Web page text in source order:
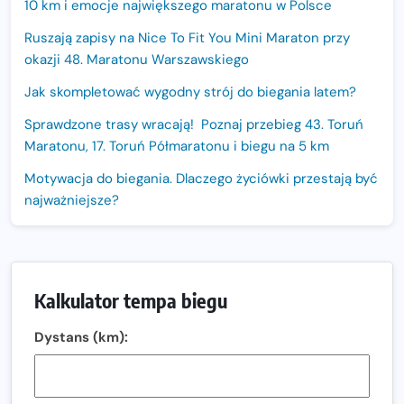
10 km i emocje największego maratonu w Polsce
Ruszają zapisy na Nice To Fit You Mini Maraton przy
okazji 48. Maratonu Warszawskiego
Jak skompletować wygodny strój do biegania latem?
Sprawdzone trasy wracają! Poznaj przebieg 43. Toruń
Maratonu, 17. Toruń Półmaratonu i biegu na 5 km
Motywacja do biegania. Dlaczego życiówki przestają być
najważniejsze?
Sprawdzony przebieg i profil stworzony do szybkiego
biegania
Amazfit Balance 3: Kompleksowe narzędzie dla biegacza
Kalkulator tempa biegu
Dystans (km):